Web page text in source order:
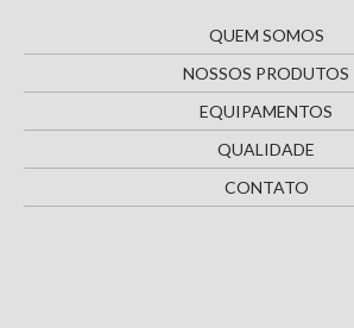
QUEM SOMOS
NOSSOS PRODUTOS
EQUIPAMENTOS
QUALIDADE
CONTATO